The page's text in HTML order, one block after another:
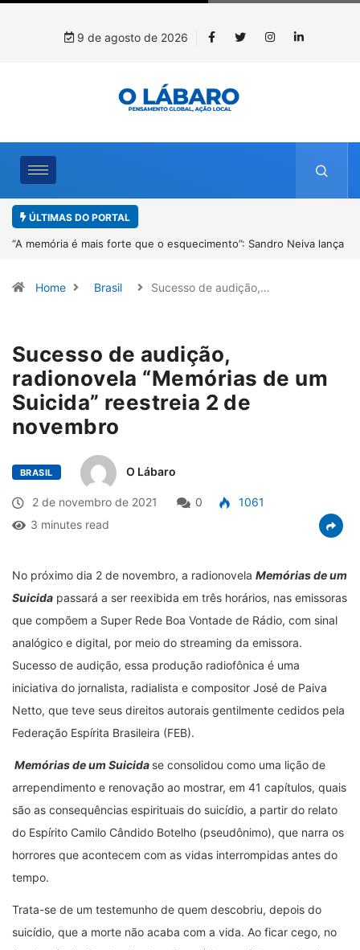
9 de agosto de 2026
ÚLTIMAS DO PORTAL
4º Fliparacatu tem inscrições abertas para o Prêmio de Redação e
Home Brasil Sucesso de audição,…
Sucesso de audição,
radionovela “Memórias de um
Suicida” reestreia 2 de
novembro
BRASIL O Lábaro
2 de novembro de 2021 0
1061
3 minutes read
No próximo dia 2 de novembro, a radionovela Memórias de um
Suicida passará a ser reexibida em três horários, nas emissoras
que compõem a Super Rede Boa Vontade de Rádio, com sinal
analógico e digital, por meio do streaming da emissora.
Sucesso de audição, essa produção radiofônica é uma
iniciativa do jornalista, radialista e compositor José de Paiva
Netto, que teve seus direitos autorais gentilmente cedidos pela
Federação Espírita Brasileira (FEB).
Memórias de um Suicida se consolidou como uma lição de
arrependimento e renovação ao mostrar, em 41 capítulos, quais
são as consequências espirituais do suicídio, a partir do relato
do Espírito Camilo Cândido Botelho (pseudônimo), que narra os
horrores que acontecem com as vidas interrompidas antes do
tempo.
Trata-se de um testemunho de quem descobriu, depois do
suicídio, que a morte não acaba com a vida. Ao ficar cego, no